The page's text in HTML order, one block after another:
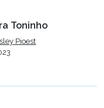
Toninho
Pioest